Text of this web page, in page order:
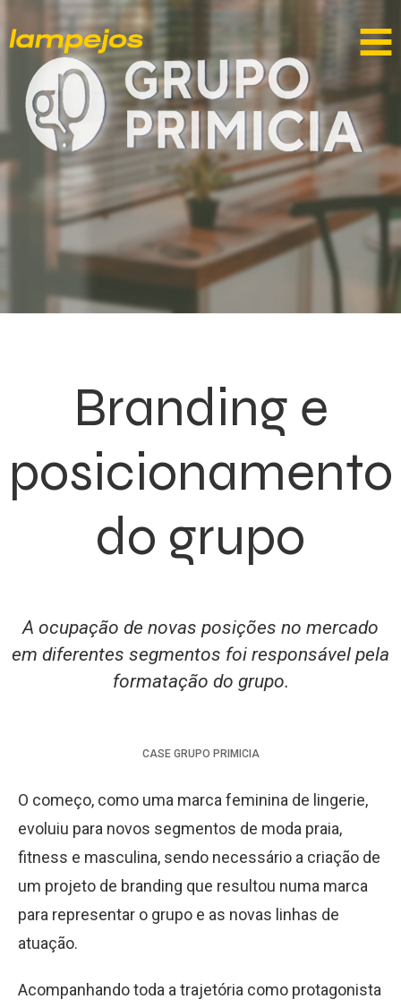
Branding e
posicionamento
do grupo
A ocupação de novas posições no mercado
em diferentes segmentos foi responsável pela
formatação do grupo.
CASE GRUPO PRIMICIA
O começo, como uma marca feminina de lingerie,
evoluiu para novos segmentos de moda praia,
fitness e masculina, sendo necessário a criação de
um projeto de branding que resultou numa marca
para representar o grupo e as novas linhas de
atuação.
Acompanhando toda a trajetória como protagonista